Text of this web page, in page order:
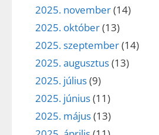
2025. november(14)
2025. október(13)
2025. szeptember(14)
2025. augusztus(13)
2025. július(9)
2025. június(11)
2025. május(13)